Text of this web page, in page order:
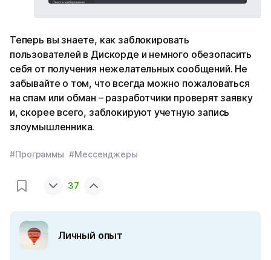
Теперь вы знаете, как заблокировать
пользователей в Дискорде и немного обезопасить
себя от получения нежелательных сообщений. Не
забывайте о том, что всегда можно пожаловаться
на спам или обман – разработчики проверят заявку
и, скорее всего, заблокируют учетную запись
злоумышленника.
#Программы #Мессенджеры
37
Личный опыт